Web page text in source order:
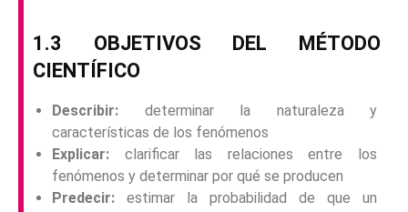
1.3 OBJETIVOS DEL MÉTODO
CIENTÍFICO
Describir: determinar la naturaleza y
características de los fenómenos
Explicar: clarificar las relaciones entre los
fenómenos y determinar por qué se producen
Predecir: estimar la probabilidad de que un